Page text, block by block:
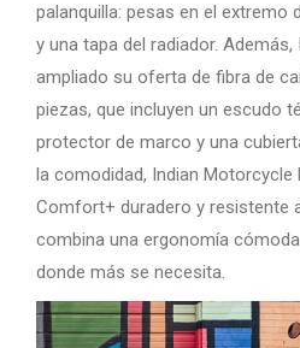
palanquilla: pesas en el extremo
y una tapa del radiador.
ampliado su oferta de fibra de
piezas, que incluyen un escudo
protector de marco y una
la comodidad, Indian
Comfort+ duradero y resistente
combina una ergonomía
donde más se necesita.